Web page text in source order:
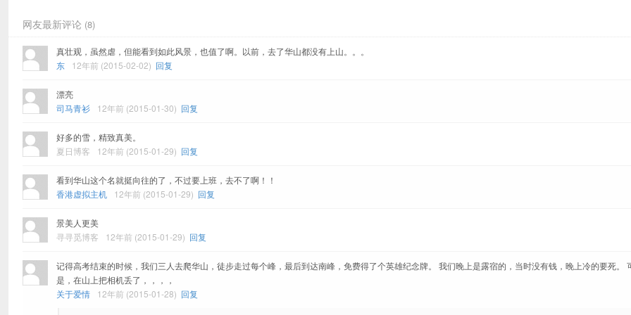
网友最新评论 (8)
真壮观，虽然虐，但能看到如此风景，也值了啊。以前，去了华山都没有上山。。。
东
12年前 (2015-02-02) 回复
漂亮
司马青衫
12年前 (2015-01-30) 回复
好多的雪，精致真美。
夏日博客
12年前 (2015-01-29) 回复
看到华山这个名就挺向往的了，不过要上班，去不了啊！！
香港虚拟主机
12年前 (2015-01-29) 回复
景美人更美
寻寻觅博客
12年前 (2015-01-29) 回复
记得高考结束的时候，我们三人去爬华山，徒步走过每个峰，最后到达南峰，免费得了个英雄纪念牌。 我们晚上是露宿的，当时没有钱，晚上冷的要死。
是，在山上把相机丢了，，，，
关于爱情
12年前 (2015-01-28) 回复